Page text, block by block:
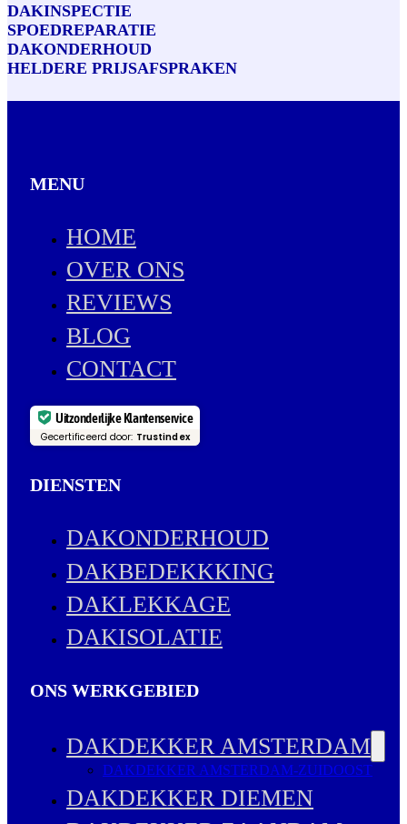
DAKINSPECTIE
SPOEDREPARATIE
DAKONDERHOUD
HELDERE PRIJSAFSPRAKEN
MENU
HOME
OVER ONS
REVIEWS
BLOG
CONTACT
Uitzonderlijke Klantenservice
Gecertificeerd door: Trustindex
DIENSTEN
DAKONDERHOUD
DAKBEDEKKKING
DAKLEKKAGE
DAKISOLATIE
ONS WERKGEBIED
DAKDEKKER AMSTERDAM
DAKDEKKER AMSTERDAM-ZUIDOOST
DAKDEKKER DIEMEN